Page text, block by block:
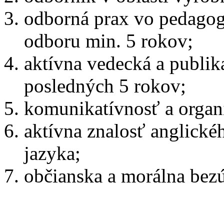
odborná prax vo
odboru min. 5 rokov;
aktívna vedecká a
posledných 5 rokov;
komunikatívnosť a
aktívna znalosť
jazyka;
občianska a